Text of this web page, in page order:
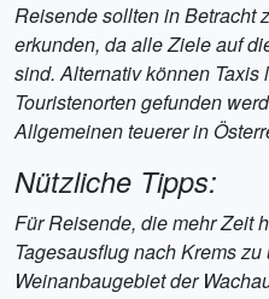
Reisende sollten in Betracht
erkunden, da alle Ziele auf
sind. Alternativ können
Touristenorten gefunden
Allgemeinen teuerer in
Nützliche Tipps:
Für Reisende, die mehr Zeit
Tagesausflug nach Krems
Weinanbaugebiet der